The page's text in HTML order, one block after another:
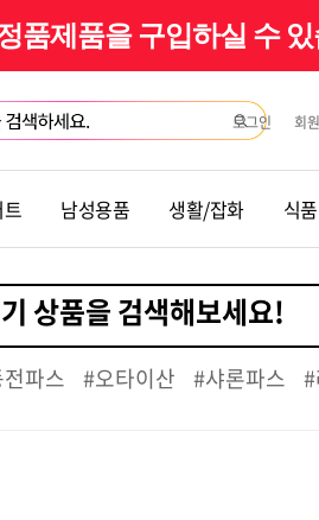
품제품을 구입하실 수
남성용품 생활/잡화 식품
로그인 회
파스 #오타이산 #샤론파스